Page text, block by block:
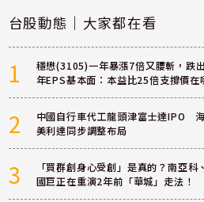
台股動態｜大家都在看
1
穩懋(3105)一年暴漲7倍又腰斬，跌
年EPS基本面：本益比25倍支撐價在
2
中國自行車代工龍頭津富士達IPO
美利達同步調整布局
3
「買群創身心受創」是真的？南亞科
國巨正在重演2年前「華城」走法！